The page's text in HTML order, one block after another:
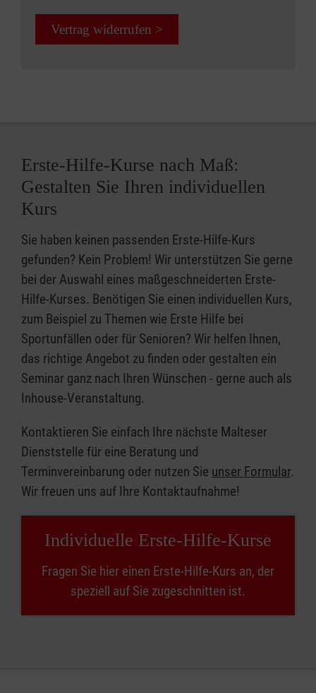
Vertrag widerrufen >
Erste-Hilfe-Kurse nach Maß:
Gestalten Sie Ihren individuellen
Kurs
Sie haben keinen passenden Erste-Hilfe-Kurs
gefunden? Kein Problem! Wir unterstützen Sie gerne
bei der Auswahl eines maßgeschneiderten Erste-
Hilfe-Kurses. Benötigen Sie einen individuellen Kurs,
zum Beispiel zu Themen wie Erste Hilfe bei
Sportunfällen oder für Senioren? Wir helfen Ihnen,
das richtige Angebot zu finden oder gestalten ein
Seminar ganz nach Ihren Wünschen - gerne auch als
Inhouse-Veranstaltung.
Kontaktieren Sie einfach Ihre nächste Malteser
Dienststelle für eine Beratung und
Terminvereinbarung oder nutzen Sie unser Formular.
Wir freuen uns auf Ihre Kontaktaufnahme!
Individuelle Erste-Hilfe-Kurse
Fragen Sie hier einen Erste-Hilfe-Kurs an, der
speziell auf Sie zugeschnitten ist.